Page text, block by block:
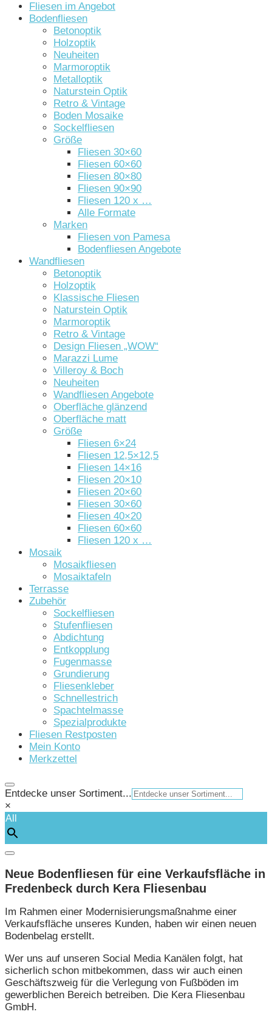
Fliesen im Angebot
Bodenfliesen
Betonoptik
Holzoptik
Neuheiten
Marmoroptik
Metalloptik
Naturstein Optik
Retro & Vintage
Boden Mosaike
Sockelfliesen
Größe
Fliesen 30×60
Fliesen 60×60
Fliesen 80×80
Fliesen 90×90
Fliesen 120 x …
Alle Formate
Marken
Fliesen von Pamesa
Bodenfliesen Angebote
Wandfliesen
Betonoptik
Holzoptik
Klassische Fliesen
Naturstein Optik
Marmoroptik
Retro & Vintage
Design Fliesen „WOW“
Marazzi Lume
Villeroy & Boch
Neuheiten
Wandfliesen Angebote
Oberfläche glänzend
Oberfläche matt
Größe
Fliesen 6×24
Fliesen 12,5×12,5
Fliesen 14×16
Fliesen 20×10
Fliesen 20×60
Fliesen 30×60
Fliesen 40×20
Fliesen 60×60
Fliesen 120 x …
Mosaik
Mosaikfliesen
Mosaiktafeln
Terrasse
Zubehör
Sockelfliesen
Stufenfliesen
Abdichtung
Entkopplung
Fugenmasse
Grundierung
Fliesenkleber
Schnellestrich
Spachtelmasse
Spezialprodukte
Fliesen Restposten
Mein Konto
Merkzettel
Entdecke unser Sortiment...
×
All
Neue Bodenfliesen für eine Verkaufsfläche in
Fredenbeck durch Kera Fliesenbau
Im Rahmen einer Modernisierungsmaßnahme einer
Verkaufsfläche unseres Kunden, haben wir einen neuen
Bodenbelag erstellt.
Wer uns auf unseren Social Media Kanälen folgt, hat
sicherlich schon mitbekommen, dass wir auch einen
Geschäftszweig für die Verlegung von Fußböden im
gewerblichen Bereich betreiben. Die Kera Fliesenbau
GmbH.